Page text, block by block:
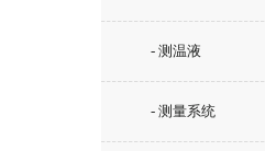
- 测温液
- 测量系统